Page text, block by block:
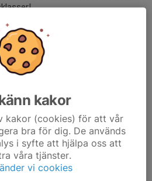
att ta emot en prischeck. Första
vet, kanske blir det bättre förtjänst
att lägga undan skidorna och
det är dags att sticka ut på
kakor
kakor (cookies) för att vår
bra för dig. De används
i syfte att hjälpa oss att
våra tjänster.
vi cookies